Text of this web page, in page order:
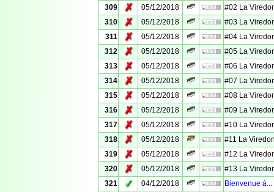
309
✗ 05/12/2018
#02 La
310
✗ 05/12/2018
#03 La
311
✗ 05/12/2018
#04 La
312
✗ 05/12/2018
#05 La
313
✗ 05/12/2018
#06 La
314
✗ 05/12/2018
#07 La
315
✗ 05/12/2018
#08 La
316
✗ 05/12/2018
#09 La
317
✗ 05/12/2018
#10 La
318
✗ 05/12/2018
#11 La
319
✗ 05/12/2018
#12 La
320
✗ 05/12/2018
#13 La
321
✓ 04/12/2018
Bienvenue